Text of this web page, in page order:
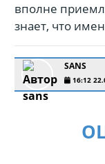
вполне
знает, что
SANS
16:12